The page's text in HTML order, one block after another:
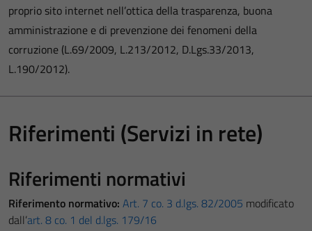
proprio sito internet nell’ottica della trasparenza, buona
amministrazione e di prevenzione dei fenomeni della
corruzione (L.69/2009, L.213/2012, D.Lgs.33/2013,
L.190/2012).
Riferimenti (Servizi in rete)
Riferimenti normativi
Riferimento normativo: Art. 7 co. 3 d.lgs. 82/2005 modificato
dall’art. 8 co. 1 del d.lgs. 179/16